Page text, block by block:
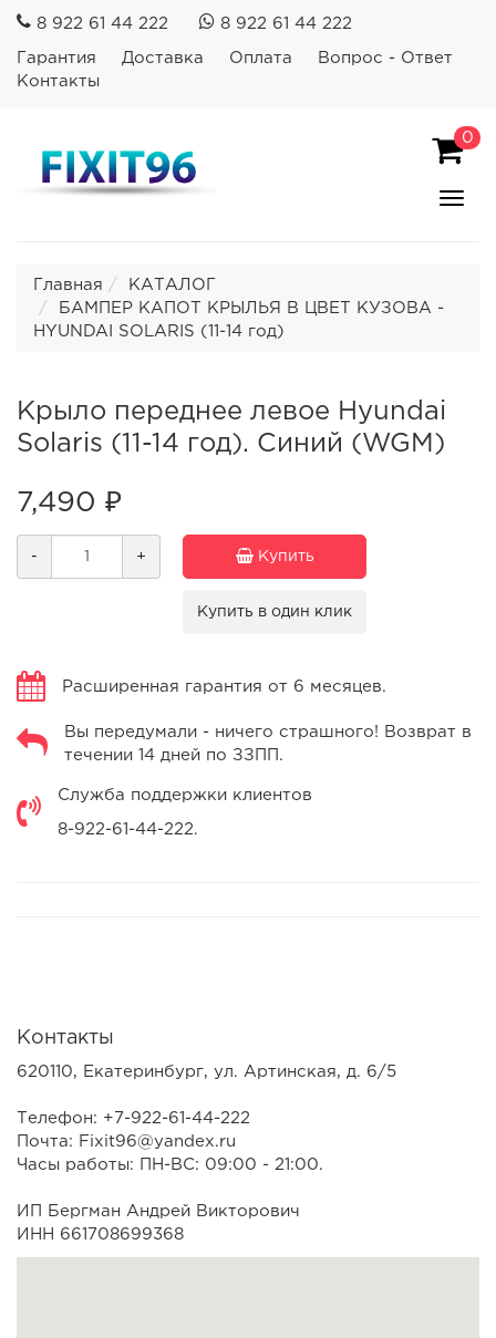
8 922 61 44 222 8 922 61 44 222
Гарантия Доставка Оплата
Вопрос - Ответ
Контакты
0
Главная
КАТАЛОГ
БАМПЕР КАПОТ КРЫЛЬЯ В ЦВЕТ КУЗОВА -
HYUNDAI SOLARIS (11-14 год)
Крыло переднее левое Hyundai
Solaris (11-14 год). Синий (WGM)
7,490 ₽
- + Купить
Купить в один клик
Расширенная гарантия от 6 месяцев.
Вы передумали - ничего страшного! Возврат в
течении 14 дней по ЗЗПП.
Служба поддержки клиентов
8-922-61-44-222.
Контакты
620110, Екатеринбург, ул. Артинская, д. 6/5
Телефон: +7-922-61-44-222
Почта: Fixit96@yandex.ru
Часы работы: ПН-ВС: 09:00 - 21:00.
ИП Бергман Андрей Викторович
ИНН 661708699368